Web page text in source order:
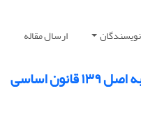
ارسال مقاله
اساسی